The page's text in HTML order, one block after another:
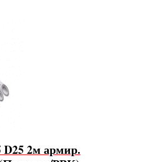
D25 2м армир.